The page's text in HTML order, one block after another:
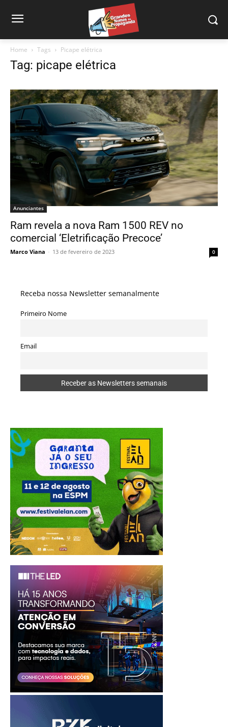
Home Tags Picape elétrica
Tag: picape elétrica
Anunciantes
Ram revela a nova Ram 1500 REV no
comercial ‘Eletrificação Precoce’
Marco Viana - 13 de fevereiro de 2023 0
Receba nossa Newsletter semanalmente
Primeiro Nome
Email